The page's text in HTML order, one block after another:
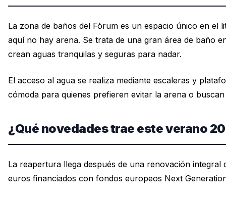
La zona de baños del Fòrum es un espacio único en el
aquí no hay arena. Se trata de una gran área de baño
crean aguas tranquilas y seguras para nadar.
El acceso al agua se realiza mediante escaleras y
cómoda para quienes prefieren evitar la arena o
¿Qué novedades trae este verano
La reapertura llega después de una renovación
euros financiados con fondos europeos Next